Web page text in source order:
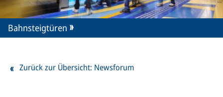
Bahnsteigtüren
Zurück zur Übersicht: Newsforum